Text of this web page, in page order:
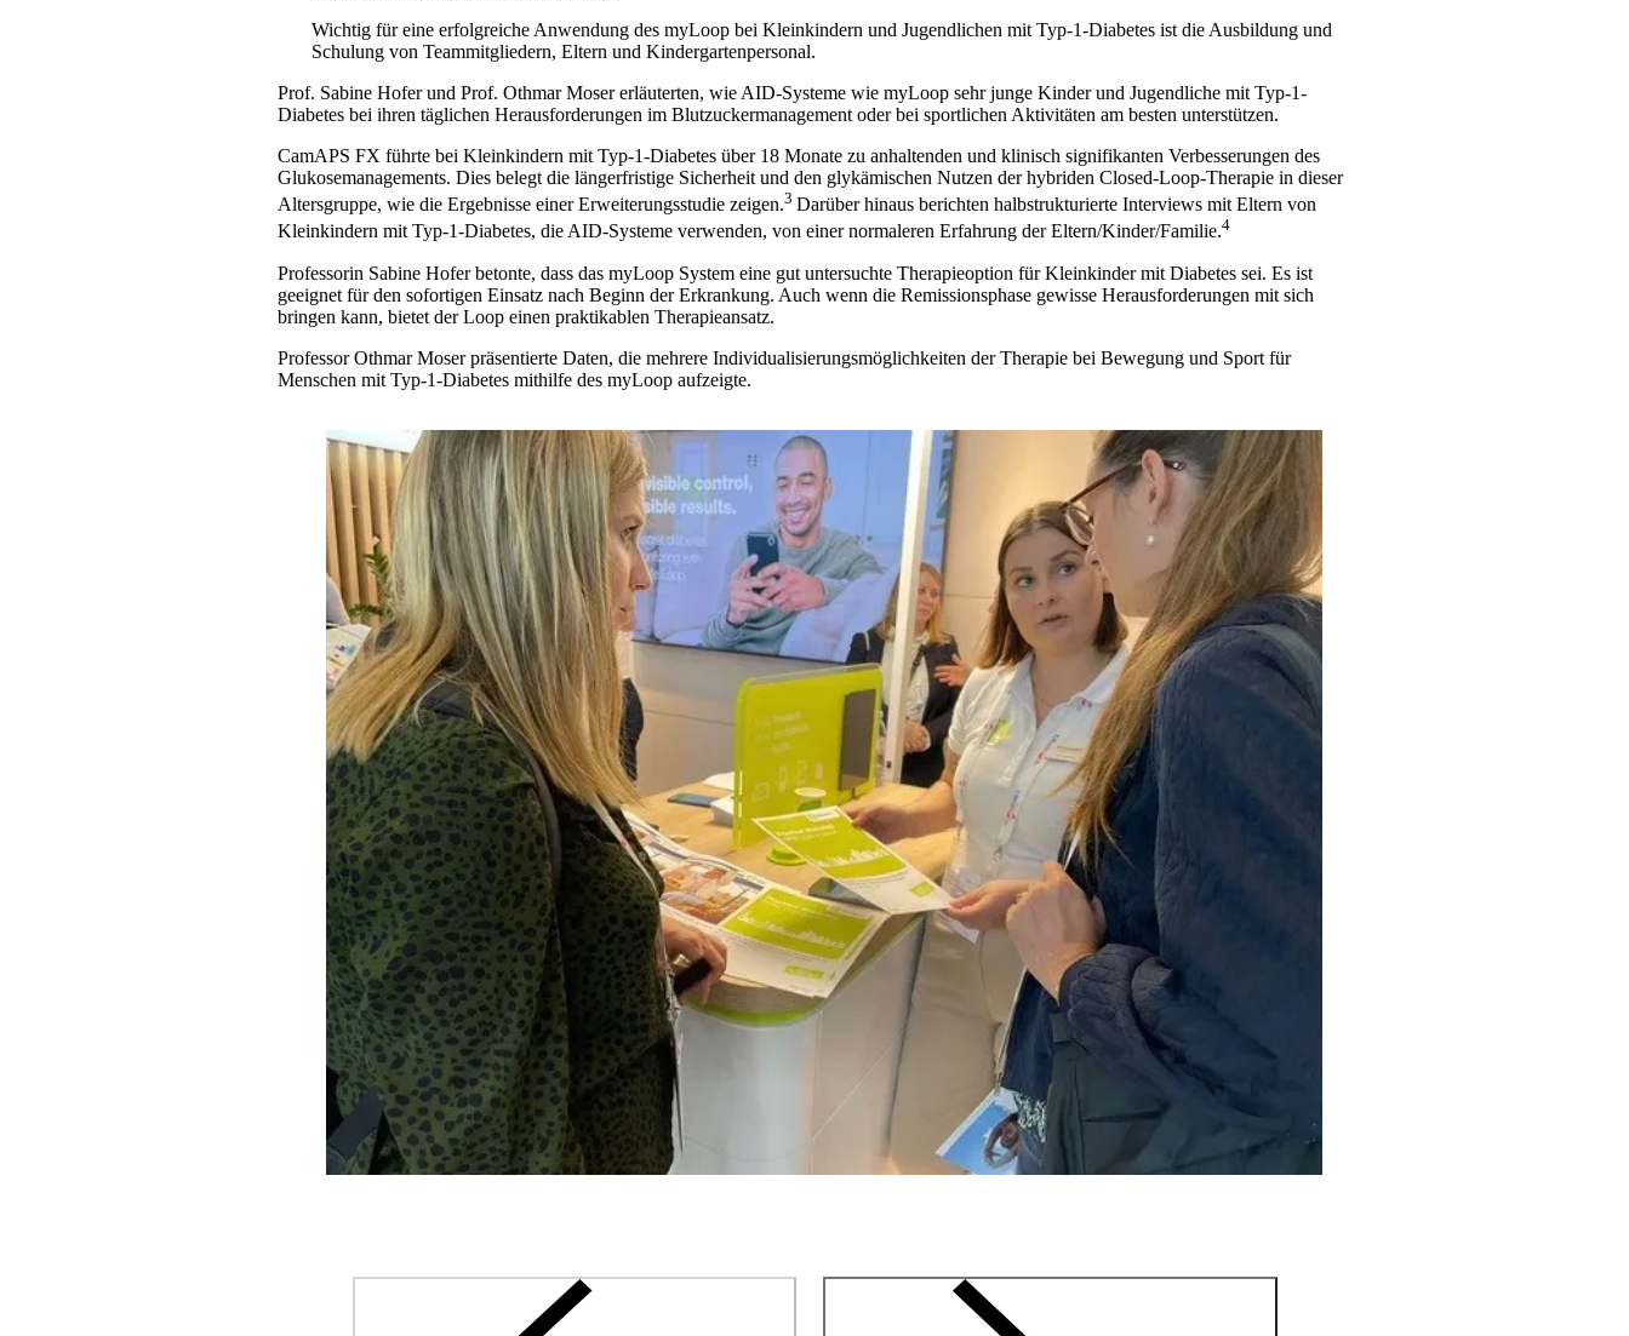
Wichtig für eine erfolgreiche Anwendung des myLoop bei Kleinkindern und Jugendlichen mit Typ-1-Diabetes ist die Ausbildung und
Schulung von Teammitgliedern, Eltern und Kindergartenpersonal.
Prof. Sabine Hofer und Prof. Othmar Moser erläuterten, wie AID-Systeme wie myLoop sehr junge Kinder und Jugendliche mit Typ-1-
Diabetes bei ihren täglichen Herausforderungen im Blutzuckermanagement oder bei sportlichen Aktivitäten am besten unterstützen.
CamAPS FX führte bei Kleinkindern mit Typ-1-Diabetes über 18 Monate zu anhaltenden und klinisch signifikanten Verbesserungen des
Glukosemanagements. Dies belegt die längerfristige Sicherheit und den glykämischen Nutzen der hybriden Closed-Loop-Therapie in dieser
Altersgruppe, wie die Ergebnisse einer Erweiterungsstudie zeigen.3Darüber hinaus berichten halbstrukturierte Interviews mit Eltern von
Kleinkindern mit Typ-1-Diabetes, die AID-Systeme verwenden, von einer normaleren Erfahrung der Eltern/Kinder/Familie.4
Professorin Sabine Hofer betonte, dass das myLoop System eine gut untersuchte Therapieoption für Kleinkinder mit Diabetes sei. Es ist
geeignet für den sofortigen Einsatz nach Beginn der Erkrankung. Auch wenn die Remissionsphase gewisse Herausforderungen mit sich
bringen kann, bietet der Loop einen praktikablen Therapieansatz.
Professor Othmar Moser präsentierte Daten, die mehrere Individualisierungsmöglichkeiten der Therapie bei Bewegung und Sport für
Menschen mit Typ-1-Diabetes mithilfe des myLoop aufzeigte.